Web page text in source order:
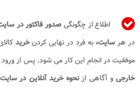
اطلاع از چگونگیصدور فاکتور در
در هرسایت، به فرد در نهایی کردنخرید
موفقیت در انجام این کار می شود. پس از
خارجیو آگاهی از نحوه خرید آنلاین در